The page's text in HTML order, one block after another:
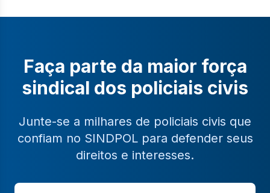
Faça parte da maior força
sindical dos policiais civis
Junte-se a milhares de policiais civis que
confiam no SINDPOL para defender seus
direitos e interesses.